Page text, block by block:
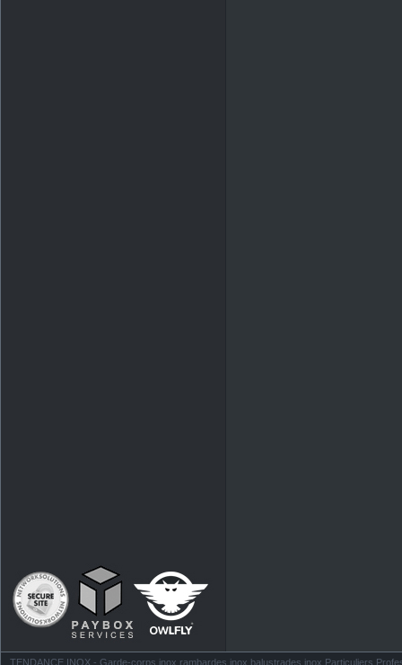
TENDANCE INOX - Garde-corps inox rambardes inox balustrades inox Particuliers